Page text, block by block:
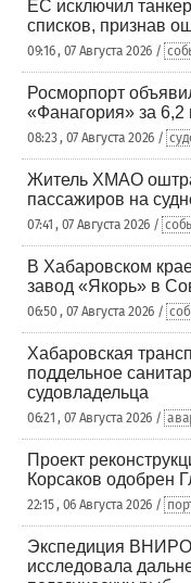
ЕС исключил
списков, признав
09:16 , 07 Августа 2026 /
Росморпорт
«Фанагория» за 6,2
08:23 , 07 Августа 2026 /
Житель ХМАО
пассажиров на
07:41 , 07 Августа 2026 /
В Хабаровском
завод «Якорь» в
06:50 , 07 Августа 2026 /
Хабаровская
поддельное
судовладельца
06:21 , 07 Августа 2026 /
Проект
Корсаков одобрен
22:15 , 06 Августа 2026 /
Экспедиция
исследовала